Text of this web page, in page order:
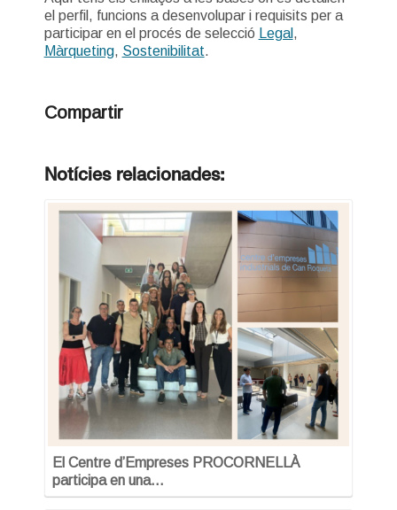
el perfil, funcions a desenvolupar i requisits per a
participar en el procés de selecció
Legal ,
Màrqueting, Sostenibilitat.
Compartir
Notícies relacionades:
El Centre d’Empreses PROCORNELLÀ
participa en una…